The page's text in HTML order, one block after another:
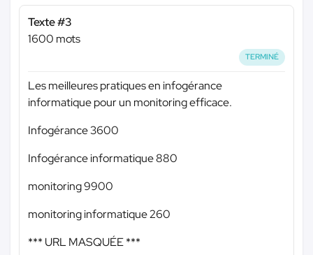
Texte #3
1600 mots
TERMINÉ
Les meilleures pratiques en infogérance
informatique pour un monitoring efficace.
Infogérance 3600
Infogérance informatique 880
monitoring 9900
monitoring informatique 260
*** URL MASQUÉE ***